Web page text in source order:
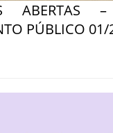
ABERTAS
PÚBLICO 01/